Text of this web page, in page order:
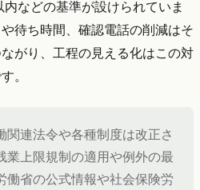
などの基準が設けられていま
待ち時間、確認電話の削減はそ
がり、工程の見える化はこの対
。
関連法令や各種制度は改正さ
業上限規制の適用や例外の最
働省の公式情報や社会保険労